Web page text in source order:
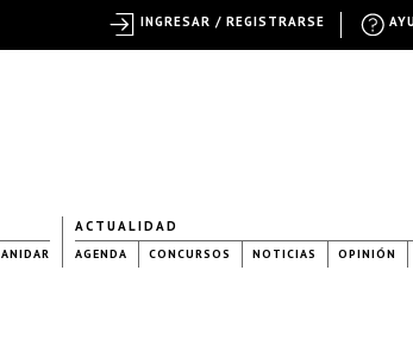
ANIDAR
ACTUALIDAD
AGENDA CONCURSOS NOTICIAS OPINIÓN
INGRESAR / REGISTRARSE